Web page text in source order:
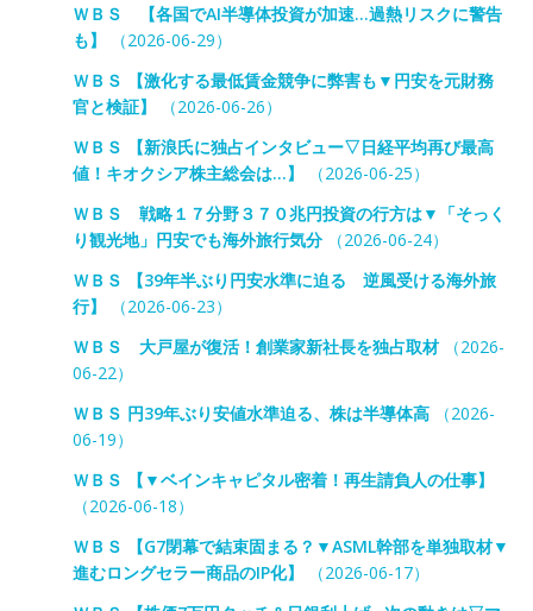
ＷＢＳ 【各国でAI半導体投資が加速…過熱リスクに警告
も】
（2026-06-29）
ＷＢＳ 【激化する最低賃金競争に弊害も▼円安を元財務
官と検証】
（2026-06-26）
ＷＢＳ 【新浪氏に独占インタビュー▽日経平均再び最高
値！キオクシア株主総会は…】
（2026-06-25）
ＷＢＳ 戦略１７分野３７０兆円投資の行方は▼「そっく
り観光地」円安でも海外旅行気分（2026-06-24）
ＷＢＳ 【39年半ぶり円安水準に迫る 逆風受ける海外旅
行】
（2026-06-23）
ＷＢＳ 大戸屋が復活！創業家新社長を独占取材（2026-
06-22）
ＷＢＳ 円39年ぶり安値水準迫る、株は半導体高（2026-
06-19）
ＷＢＳ 【▼ベインキャピタル密着！再生請負人の仕事】
（2026-06-18）
ＷＢＳ 【G7閉幕で結束固まる？▼ASML幹部を単独取材▼
進むロングセラー商品のIP化】
（2026-06-17）